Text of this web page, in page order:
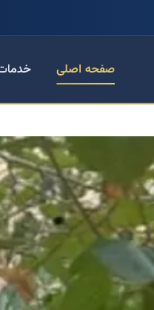
صفحه اصلی